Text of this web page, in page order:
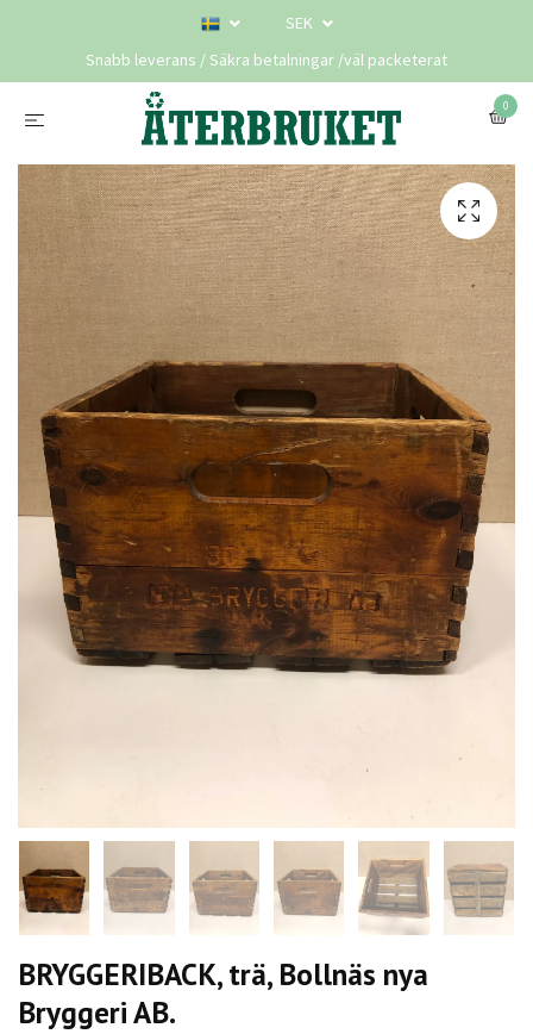
SEK
Snabb leverans / Säkra betalningar /väl packeterat
0
BRYGGERIBACK, trä, Bollnäs nya
Bryggeri AB.